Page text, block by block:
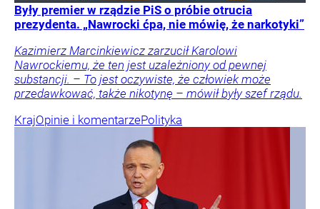
Były premier w rządzie PiS o próbie otrucia
prezydenta. „Nawrocki ćpa, nie mówię, że narkotyki”
Kazimierz Marcinkiewicz zarzucił Karolowi
Nawrockiemu, że ten jest uzależniony od pewnej
substancji. – To jest oczywiste, że człowiek może
przedawkować, także nikotynę – mówił były szef rządu.
KrajOpinie i komentarzePolityka